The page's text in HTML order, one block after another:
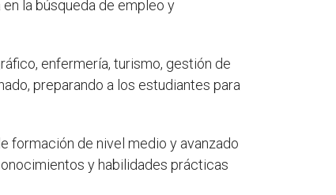
la búsqueda de empleo y
enfermería, turismo, gestión de
preparando a los estudiantes para
formación de nivel medio y avanzado
y habilidades prácticas